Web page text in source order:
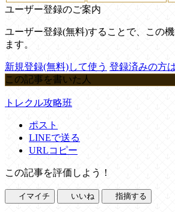
ユーザー登録のご案内
ユーザー登録(無料)することで、この
ます。
新規登録(無料)して使う 登録済みの方
この記事を書いた人
トレクル攻略班
ポスト
LINEで送る
URLコピー
この記事を評価しよう！
イマイチ いいね 指摘する